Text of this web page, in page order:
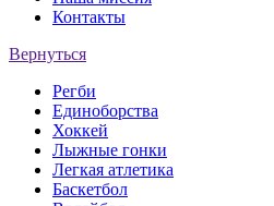
Контакты
Вернуться
Регби
Единоборства
Хоккей
Лыжные гонки
Легкая атлетика
Баскетбол